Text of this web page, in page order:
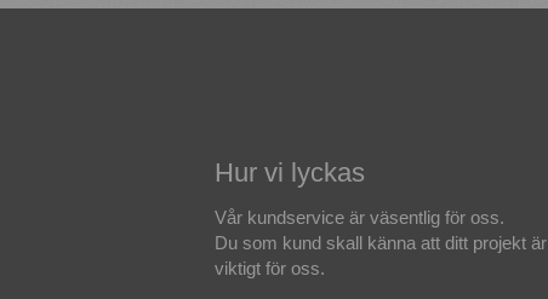
Hur vi lyckas
Vår kundservice är väsentlig för oss.
Du som kund skall känna att ditt projekt är
viktigt för oss.